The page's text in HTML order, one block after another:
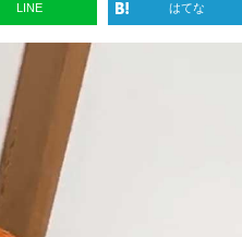
LINE はてな